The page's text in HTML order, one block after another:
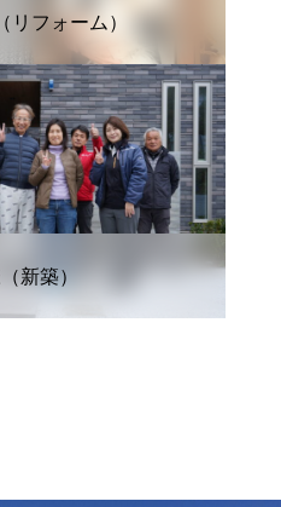
リフォーム）
新築）